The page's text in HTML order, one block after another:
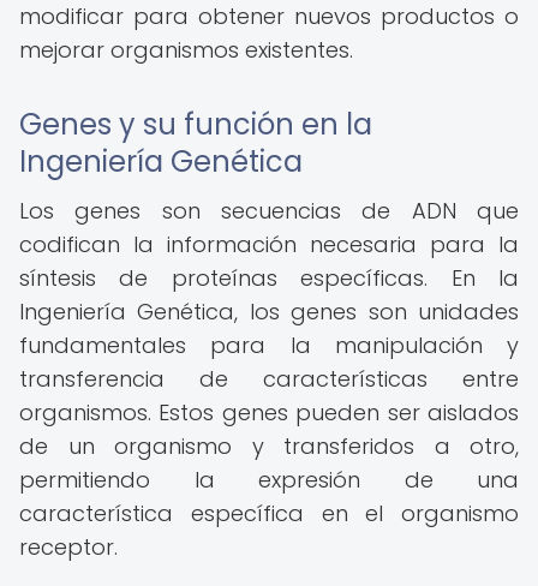
modificar para obtener nuevos productos o
mejorar organismos existentes.
Genes y su función en la
Ingeniería Genética
Los genes son secuencias de ADN que
codifican la información necesaria para la
síntesis de proteínas específicas. En la
Ingeniería Genética, los genes son unidades
fundamentales para la manipulación y
transferencia de características entre
organismos. Estos genes pueden ser aislados
de un organismo y transferidos a otro,
permitiendo la expresión de una
característica específica en el organismo
receptor.